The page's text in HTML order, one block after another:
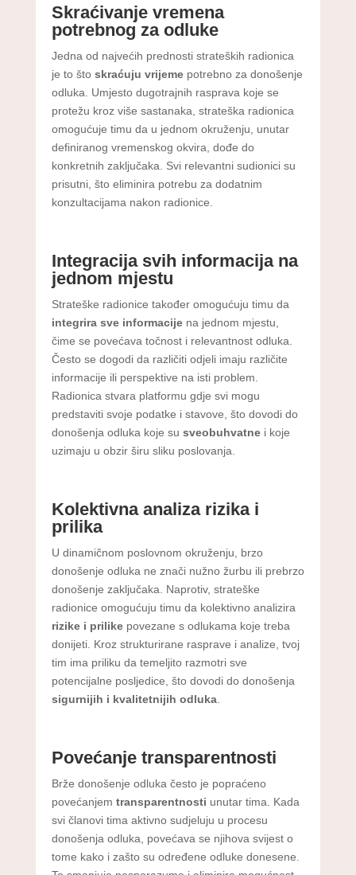
Skraćivanje vremena
potrebnog za odluke
Jedna od najvećih prednosti strateških radionica
je to što skraćuju vrijemepotrebno za donošenje
odluka. Umjesto dugotrajnih rasprava koje se
protežu kroz više sastanaka, strateška radionica
omogućuje timu da u jednom okruženju, unutar
definiranog vremenskog okvira, dođe do
konkretnih zaključaka. Svi relevantni sudionici su
prisutni, što eliminira potrebu za dodatnim
konzultacijama nakon radionice.
Integracija svih informacija na
jednom mjestu
Strateške radionice također omogućuju timu da
integrira sve informacijena jednom mjestu,
čime se povećava točnost i relevantnost odluka.
Često se dogodi da različiti odjeli imaju različite
informacije ili perspektive na isti problem.
Radionica stvara platformu gdje svi mogu
predstaviti svoje podatke i stavove, što dovodi do
donošenja odluka koje su sveobuhvatnei koje
uzimaju u obzir širu sliku poslovanja.
Kolektivna analiza rizika i
prilika
U dinamičnom poslovnom okruženju, brzo
donošenje odluka ne znači nužno žurbu ili prebrzo
donošenje zaključaka. Naprotiv, strateške
radionice omogućuju timu da kolektivno analizira
rizike i prilikepovezane s odlukama koje treba
donijeti. Kroz strukturirane rasprave i analize, tvoj
tim ima priliku da temeljito razmotri sve
potencijalne posljedice, što dovodi do donošenja
sigurnijih i kvalitetnijih odluka.
Povećanje transparentnosti
Brže donošenje odluka često je popraćeno
povećanjem transparentnosti unutar tima. Kada
svi članovi tima aktivno sudjeluju u procesu
donošenja odluka, povećava se njihova svijest o
tome kako i zašto su određene odluke donesene.